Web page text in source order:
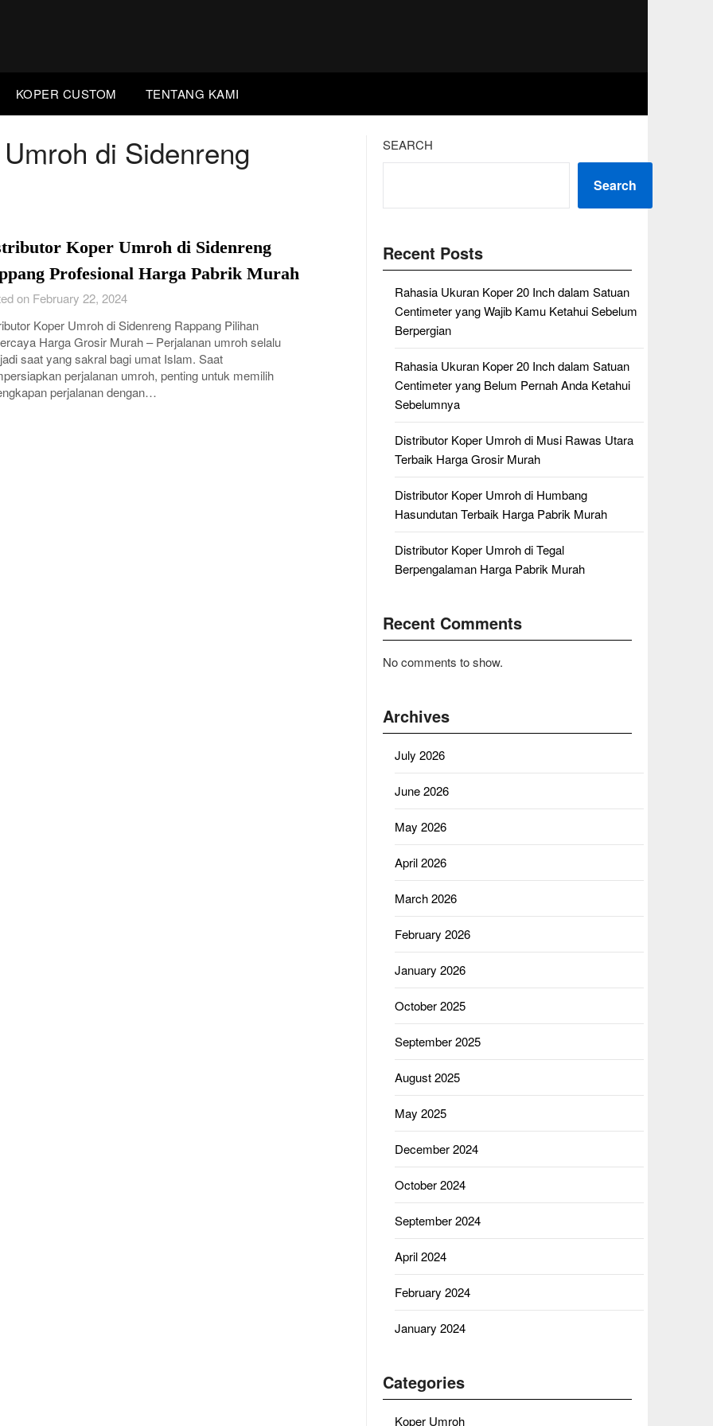
KOPER CUSTOM TENTANG KAMI
di Sidenreng
Koper Umroh di Sidenreng
Profesional Harga Pabrik Murah
on February 22, 2024
Koper Umroh di Sidenreng Rappang Pilihan
Harga Grosir Murah – Perjalanan umroh selalu
saat yang sakral bagi umat Islam. Saat
perjalanan umroh, penting untuk memilih
perjalanan dengan…
SEARCH
Search
Recent Posts
Rahasia Ukuran Koper 20 Inch dalam Satuan
Centimeter yang Wajib Kamu Ketahui Sebelum
Berpergian
Rahasia Ukuran Koper 20 Inch dalam Satuan
Centimeter yang Belum Pernah Anda Ketahui
Sebelumnya
Distributor Koper Umroh di Musi Rawas Utara
Terbaik Harga Grosir Murah
Distributor Koper Umroh di Humbang
Hasundutan Terbaik Harga Pabrik Murah
Distributor Koper Umroh di Tegal
Berpengalaman Harga Pabrik Murah
Recent Comments
No comments to show.
Archives
July 2026
June 2026
May 2026
April 2026
March 2026
February 2026
January 2026
October 2025
September 2025
August 2025
May 2025
December 2024
October 2024
September 2024
April 2024
February 2024
January 2024
Categories
Koper Umroh